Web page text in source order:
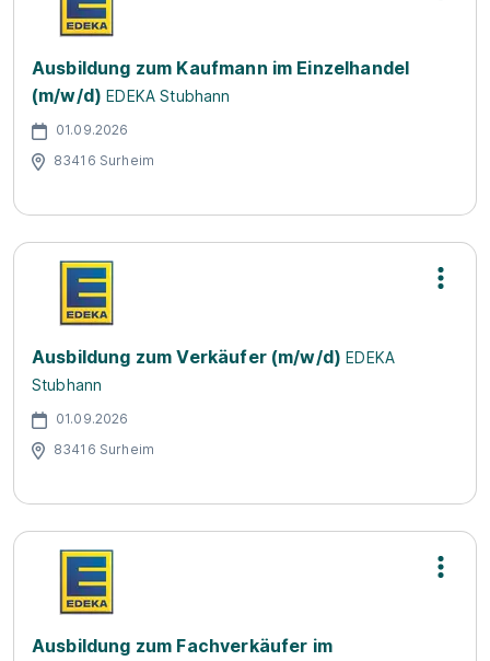
Ausbildung zum Kaufmann im Einzelhandel
(m/w/d) EDEKA Stubhann
01.09.2026
83416 Surheim
Ausbildung zum Verkäufer (m/w/d) EDEKA
Stubhann
01.09.2026
83416 Surheim
Ausbildung zum Fachverkäufer im